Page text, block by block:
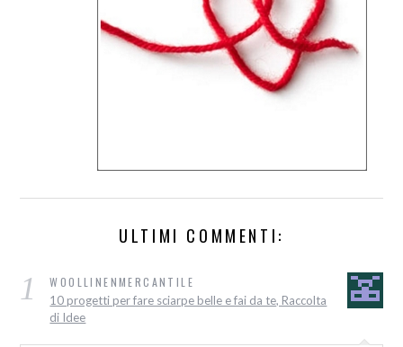
ULTIMI COMMENTI:
1 WOOLLINENMERCANTILE
10 progetti per fare sciarpe belle e fai da te, Raccolta
di Idee